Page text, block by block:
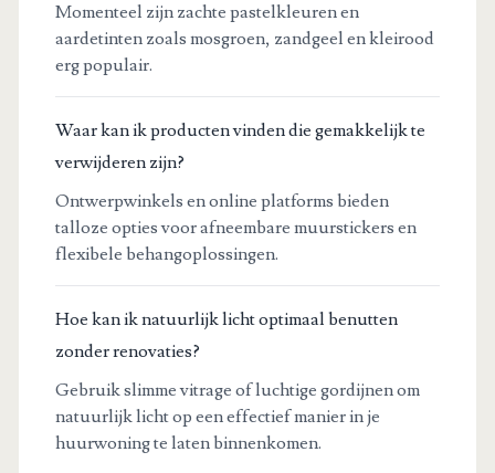
Momenteel zijn zachte pastelkleuren en
aardetinten zoals mosgroen, zandgeel en kleirood
erg populair.
Waar kan ik producten vinden die gemakkelijk te
verwijderen zijn?
Ontwerpwinkels en online platforms bieden
talloze opties voor afneembare muurstickers en
flexibele behangoplossingen.
Hoe kan ik natuurlijk licht optimaal benutten
zonder renovaties?
Gebruik slimme vitrage of luchtige gordijnen om
natuurlijk licht op een effectief manier in je
huurwoning te laten binnenkomen.